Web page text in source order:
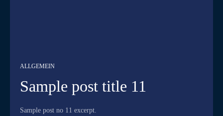
ALLGEMEIN
Sample post title 11
Sample post no 11 excerpt.